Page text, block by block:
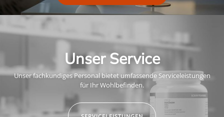
Unser Service
Unser fachkundiges Personal bietet umfassende Serviceleistungen
für Ihr Wohlbefinden.